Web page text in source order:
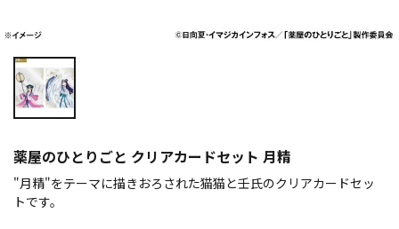
薬屋のひとりごと クリアカードセット 月精
"月精"をテーマに描きおろされた猫猫と壬氏のクリアカードセッ
トです。